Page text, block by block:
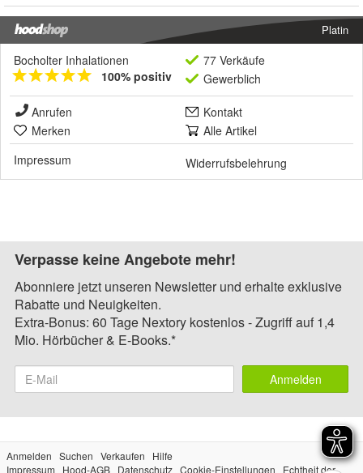
Platin
Bocholter Inhalationen
100% positiv
77 Verkäufe
Gewerblich
Anrufen
Kontakt
Merken
Alle Artikel
Impressum
Widerrufsbelehrung
Verpasse keine Angebote mehr!
Abonniere jetzt unseren Newsletter und erhalte exklusive
Rabatte und Neuigkeiten.
Extra-Bonus: 60 Tage Nextory kostenlos - Zugriff auf 1,4
Mio. Hörbücher & E-Books.*
Anmelden
Anmelden Suchen Verkaufen
Hilfe
Impressum
Hood-AGB Datenschutz Cookie-Einstellungen Echtheit der